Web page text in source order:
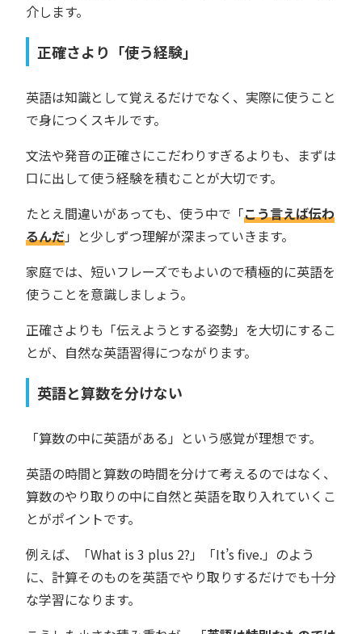
介します。
正確さより「使う経験」
英語は知識として覚えるだけでなく、実際に使うこと
で身につくスキルです。
文法や発音の正確さにこだわりすぎるよりも、まずは
口に出して使う経験を積むことが大切です。
たとえ間違いがあっても、使う中で「こう言えば伝わ
るんだ」と少しずつ理解が深まっていきます。
家庭では、短いフレーズでもよいので積極的に英語を
使うことを意識しましょう。
正確さよりも「伝えようとする姿勢」を大切にするこ
とが、自然な英語習得につながります。
英語と算数を分けない
「算数の中に英語がある」という感覚が理想です。
英語の時間と算数の時間を分けて考えるのではなく、
算数のやり取りの中に自然と英語を取り入れていくこ
とがポイントです。
例えば、「What is 3 plus 2?」「It’s five.」のよう
に、計算そのものを英語でやり取りするだけでも十分
な学習になります。